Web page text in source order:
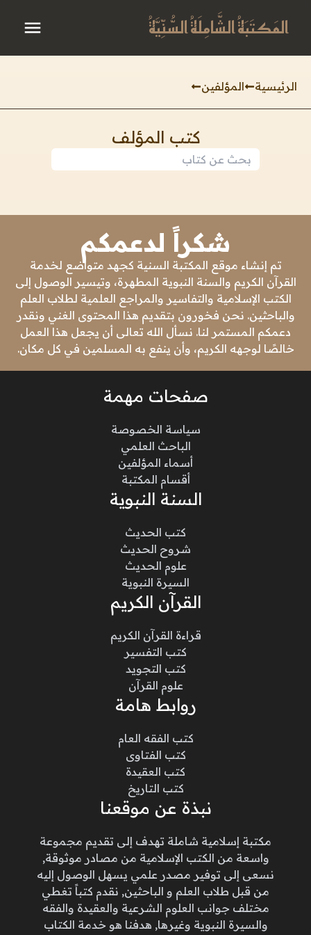
المَكتَبَةُ الشَّامِلَةُ السُّنِّيَّةُ
الرئيسية المؤلفين
كتب المؤلف
شكراً لدعمكم
تم إنشاء موقع المكتبة السنية كجهد متواضع لخدمة
القرآن الكريم والسنة النبوية المطهرة، وتيسير الوصول إلى
الكتب الإسلامية والتفاسير والمراجع العلمية لطلاب العلم
والباحثين. نحن فخورون بتقديم هذا المحتوى الغني ونقدر
دعمكم المستمر لنا. نسأل الله تعالى أن يجعل هذا العمل
خالصًا لوجهه الكريم، وأن ينفع به المسلمين في كل مكان.
صفحات مهمة
سياسة الخصوصة
الباحث العلمي
أسماء المؤلفين
أقسام المكتبة
السنة النبوية
كتب الحديث
شروح الحديث
علوم الحديث
السيرة النبوية
القرآن الكريم
قراءة القرآن الكريم
كتب التفسير
كتب التجويد
علوم القرآن
روابط هامة
كتب الفقه العام
كتب الفتاوى
كتب العقيدة
كتب التاريخ
نبذة عن موقعنا
مكتبة إسلامية شاملة تهدف إلى تقديم مجموعة
واسعة من الكتب الإسلامية من مصادر موثوقة,
نسعى إلى توفير مصدر علمي يسهل الوصول إليه
من قبل طلاب العلم و الباحثين, نقدم كتباً تغطي
مختلف جوانب العلوم الشرعية والعقيدة والفقه
والسيرة النبوية وغيرها, هدفنا هو خدمة الكتاب